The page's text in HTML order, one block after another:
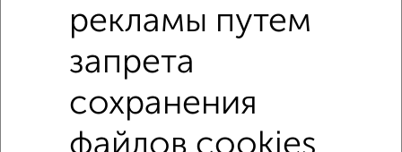
Поиск по схожим параметрам:
без посредников Срочная продажа
рекламы путем
запрета
сохранения